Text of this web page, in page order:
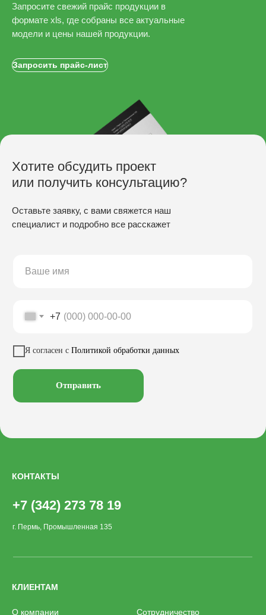
Запросите свежий прайс продукции в
формате xls, где собраны все актуальные
модели и цены нашей продукции.
Запросить прайс-лист
Хотите обсудить проект
или получить консультацию?
Оставьте заявку, с вами свяжется наш
специалист и подробно все расскажет
+7
Я согласен с Политикой обработки данных
Отправить
КЛИЕНТАМ
КОНТАКТЫ
+7 (342) 273 78 19
О компании Сотрудничество
г. Пермь, Промышленная 135
Заказать звонок